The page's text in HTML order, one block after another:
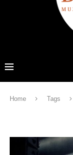
Home Tags